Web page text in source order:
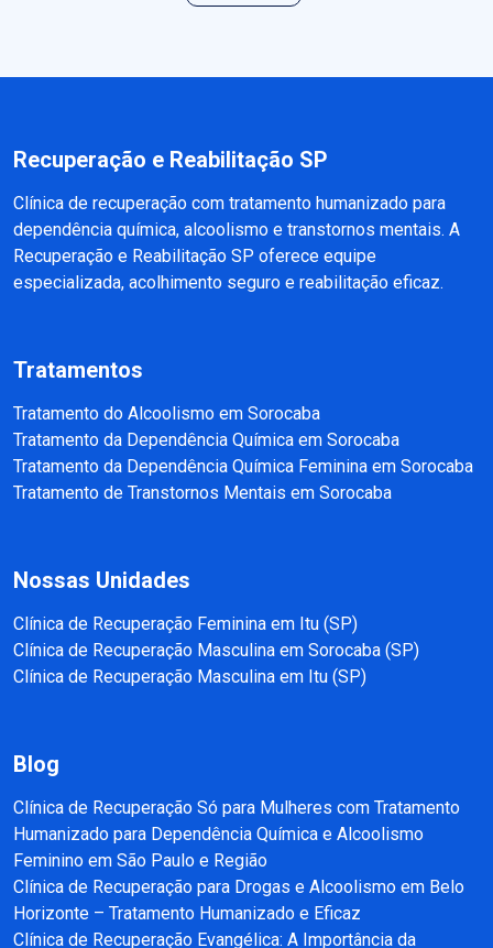
Recuperação e Reabilitação SP
Clínica de recuperação com tratamento humanizado para
dependência química, alcoolismo e transtornos mentais. A
Recuperação e Reabilitação SP oferece equipe
especializada, acolhimento seguro e reabilitação eficaz.
Tratamentos
Tratamento do Alcoolismo em Sorocaba
Tratamento da Dependência Química em Sorocaba
Tratamento da Dependência Química Feminina em Sorocaba
Tratamento de Transtornos Mentais em Sorocaba
Nossas Unidades
Clínica de Recuperação Feminina em Itu (SP)
Clínica de Recuperação Masculina em Sorocaba (SP)
Clínica de Recuperação Masculina em Itu (SP)
Blog
Clínica de Recuperação Só para Mulheres com Tratamento
Humanizado para Dependência Química e Alcoolismo
Feminino em São Paulo e Região
Clínica de Recuperação para Drogas e Alcoolismo em Belo
Horizonte – Tratamento Humanizado e Eficaz
Clínica de Recuperação Evangélica: A Importância da